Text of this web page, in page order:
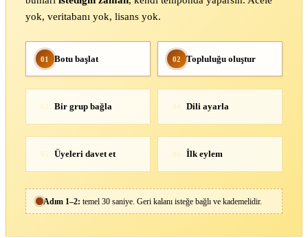
yok, veritabanı yok, lisans yok.
01 Botu başlat 02 Topluluğu oluştur
03 Bir grup bağla 04 Dili ayarla
05 Üyeleri davet et 06 İlk eylem
Adım 1–2: temel 30 saniye. Geri kalanı isteğe bağlı ve kademelidir.